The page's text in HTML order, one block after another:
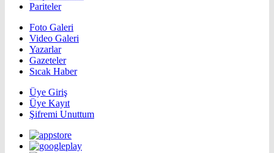
Pariteler
Foto Galeri
Video Galeri
Yazarlar
Gazeteler
Sıcak Haber
Üye Giriş
Üye Kayıt
Şifremi Unuttum